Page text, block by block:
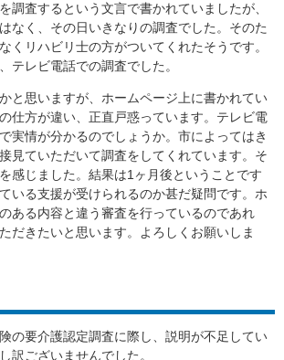
調査するという文言で書かれていましたが、
なく、その日いきなりの調査でした。そのた
くリハビリ士の方がついてくれたそうです。
テレビ電話での調査でした。
と思いますが、ホームページ上に書かれてい
仕方が違い、正直戸惑っています。テレビ電
実情が分かるのでしょうか。市によってはき
見ていただいて調査をしてくれています。そ
感じました。結果は1ヶ月後ということです
いる支援が受けられるのか甚だ疑問です。ホ
ある内容と違う審査を行っているのであれ
だきたいと思います。よろしくお願いしま
の要介護認定調査に際し、説明が不足してい
訳ございませんでした。